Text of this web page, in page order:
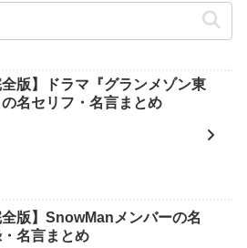
全版】ドラマ『グランメゾン東
名セリフ・名言まとめ
全版】SnowManメンバーの名
名言まとめ